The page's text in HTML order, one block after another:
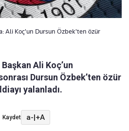
Ali Koç'un Dursun Özbek'ten özür
Ali Koç’un
Dursun Özbek’ten özür
yalanladı.
Kaydet a-|+A